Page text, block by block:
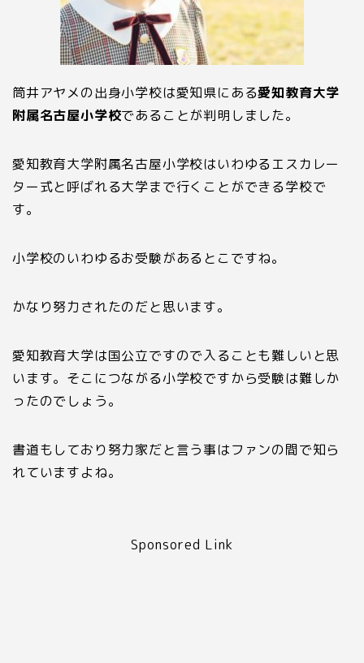
筒井アヤメの出身小学校は愛知県にある愛知教育大学
附属名古屋小学校であることが判明しました。
愛知教育大学附属名古屋小学校はいわゆるエスカレー
ター式と呼ばれる大学まで行くことができる学校で
す。
小学校のいわゆるお受験があるとこですね。
かなり努力されたのだと思います。
愛知教育大学は国公立ですので入ることも難しいと思
います。そこにつながる小学校ですから受験は難しか
ったのでしょう。
書道もしており努力家だと言う事はファンの間で知ら
れていますよね。
Sponsored Link